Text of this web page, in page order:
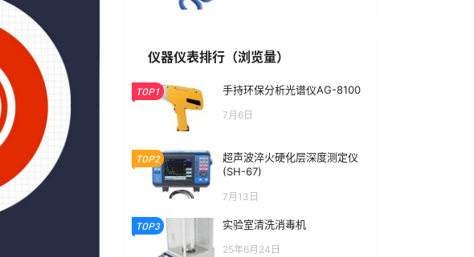
仪器仪表排行（浏览量）
TOP1 手持环保分析光谱仪AG-8100
7月6日
TOP2
超声波淬火硬化层深度测定仪
(SH-67)
7月13日
TOP3 实验室清洗消毒机
25年6月24日